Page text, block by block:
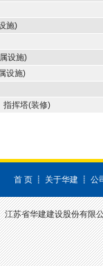
施)
设施)
设施)
指挥塔(装修)
首 页 ┋ 关于华建 ┋ 公
江苏省华建建设股份有